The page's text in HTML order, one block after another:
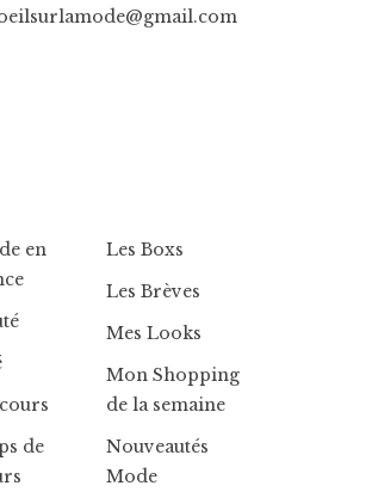
en
de
Les Boxs
Les Brèves
Mes Looks
Mon Shopping
de la semaine
Nouveautés
Mode